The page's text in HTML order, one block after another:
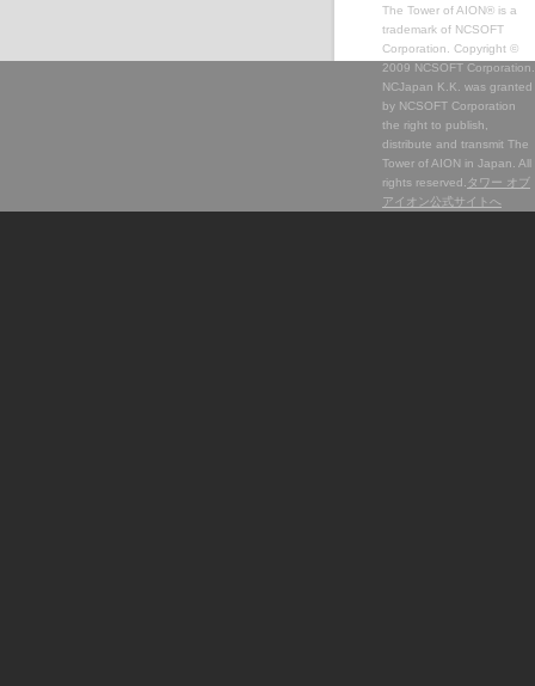
The Tower of AION® is a
trademark of NCSOFT
Corporation. Copyright ©
2009 NCSOFT Corporation.
NCJapan K.K. was granted
by NCSOFT Corporation
the right to publish,
distribute and transmit The
Tower of AION in Japan. All
rights reserved. タワー オブ
アイオン公式サイトへ